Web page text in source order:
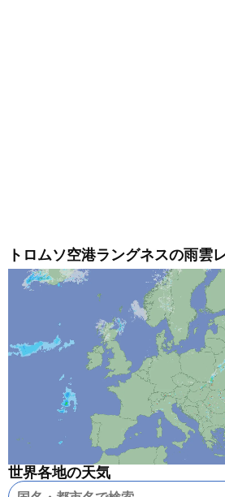
トロムソ空港ラングネスの雨雲
世界各地の天気